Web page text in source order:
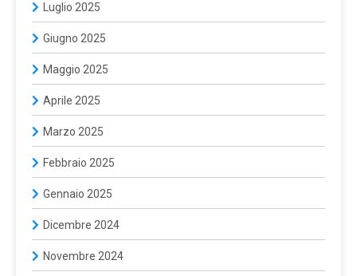
Luglio 2025
Giugno 2025
Maggio 2025
Aprile 2025
Marzo 2025
Febbraio 2025
Gennaio 2025
Dicembre 2024
Novembre 2024